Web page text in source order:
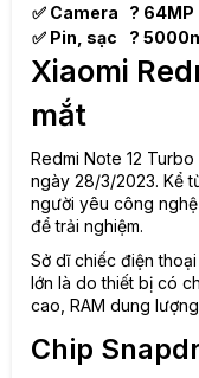
✅ Camera
? 64MP
✅ Pin, sạc
?
Xiaomi
mắt
Redmi Note 12
ngày 28/3/2023. Kể
người yêu công
để trải nghiệm.
Sở dĩ chiếc điện
lớn là do thiết bị có
cao, RAM dung
Chip